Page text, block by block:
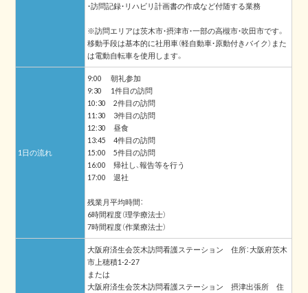
・訪問記録・リハビリ計画書の作成など付随する業務
※訪問エリアは茨木市・摂津市・一部の高槻市・吹田市です。
移動手段は基本的に社用車（軽自動車・原動付きバイク）また
は電動自転車を使用します。
1日の流れ
9:00 朝礼参加
9:30 1件目の訪問
10:30 2件目の訪問
11:30 3件目の訪問
12:30 昼食
13:45 4件目の訪問
15:00 5件目の訪問
16:00 帰社し、報告等を行う
17:00 退社
残業月平均時間：
6時間程度（理学療法士）
7時間程度（作業療法士）
大阪府済生会茨木訪問看護ステーション 住所：大阪府茨木
市上穂積1-2-27
または
大阪府済生会茨木訪問看護ステーション 摂津出張所 住